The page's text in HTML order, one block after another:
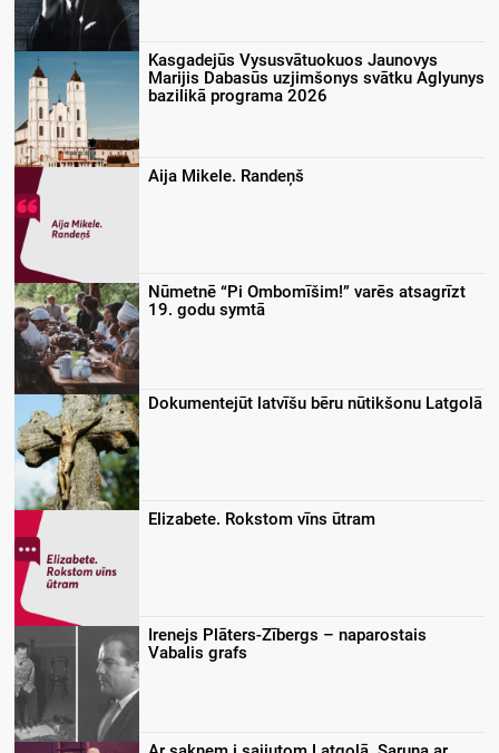
Kasgadejūs Vysusvātuokuos Jaunovys
Marijis Dabasūs uzjimšonys svātku Aglyunys
bazilikā programa 2026
Aija Mikele. Randeņš
Nūmetnē “Pi Ombomīšim!” varēs atsagrīzt
19. godu symtā
Dokumentejūt latvīšu bēru nūtikšonu Latgolā
Elizabete. Rokstom vīns ūtram
Irenejs Plāters-Zībergs – naparostais
Vabalis grafs